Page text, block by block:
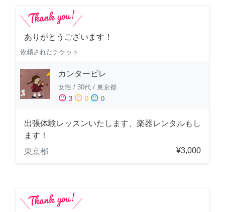
ありがとうございます！
依頼されたチケット
カンタービレ
女性 / 30代 / 東京都
sentiment_satisfied 3 sentiment_neutral 0 sentiment_dissatisfied 0
出張体験レッスンいたします、楽器レンタルもし
ます！
東京都
¥3,000